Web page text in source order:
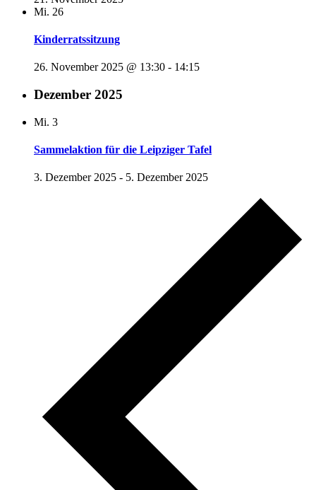
Mi. 26
Kinderratssitzung
26. November 2025 @ 13:30 - 14:15
Dezember 2025
Mi. 3
Sammelaktion für die Leipziger Tafel
3. Dezember 2025 - 5. Dezember 2025